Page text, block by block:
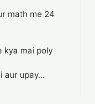
math me 24
kya mai poly
aur upay…